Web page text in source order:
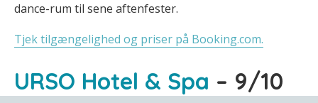
dance-rum til sene aftenfester.
Tjek tilgængelighed og priser på Booking.com.
URSO Hotel & Spa – 9/10